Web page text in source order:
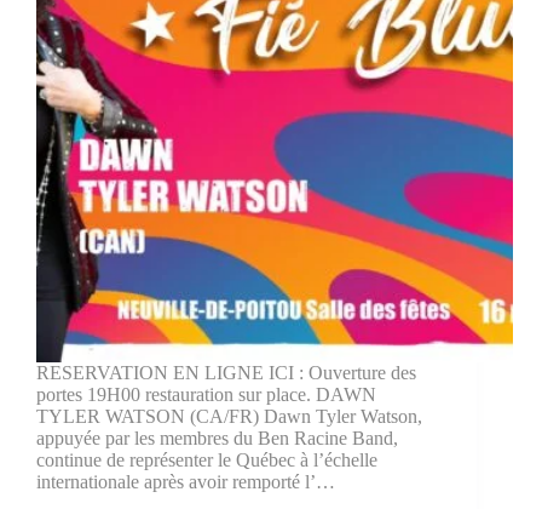
RESERVATION EN LIGNE ICI : Ouverture des
portes 19H00 restauration sur place. DAWN
TYLER WATSON (CA/FR) Dawn Tyler Watson,
appuyée par les membres du Ben Racine Band,
continue de représenter le Québec à l’échelle
internationale après avoir remporté l’…